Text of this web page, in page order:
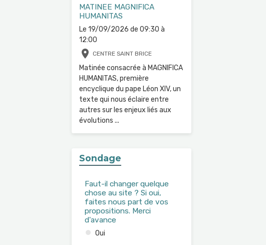
MATINEE MAGNIFICA
HUMANITAS
Le 19/09/2026 de 09:30 à
12:00
CENTRE SAINT BRICE
Matinée consacrée à MAGNIFICA
HUMANITAS, première
encyclique du pape Léon XIV, un
texte qui nous éclaire entre
autres sur les enjeux liés aux
évolutions ...
Sondage
Faut-il changer quelque
chose au site ? Si oui,
faites nous part de vos
propositions. Merci
d'avance
Oui